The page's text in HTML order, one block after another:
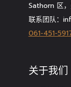
Sathorn 区
联系团队：
061-451-
关于我们